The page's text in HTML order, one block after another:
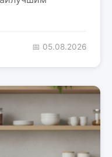
📅 05.08.2026